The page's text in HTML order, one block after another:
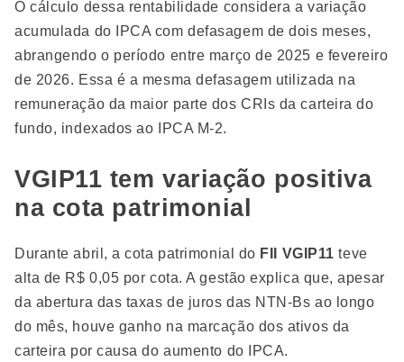
O cálculo dessa rentabilidade considera a variação
acumulada do IPCA com defasagem de dois meses,
abrangendo o período entre março de 2025 e fevereiro
de 2026. Essa é a mesma defasagem utilizada na
remuneração da maior parte dos CRIs da carteira do
fundo, indexados ao IPCA M-2.
VGIP11 tem variação positiva
na cota patrimonial
Durante abril, a cota patrimonial do FII VGIP11 teve
alta de R$ 0,05 por cota. A gestão explica que, apesar
da abertura das taxas de juros das NTN-Bs ao longo
do mês, houve ganho na marcação dos ativos da
carteira por causa do aumento do IPCA.